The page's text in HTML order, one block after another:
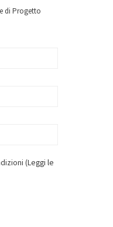
di Progetto
(Leggi le